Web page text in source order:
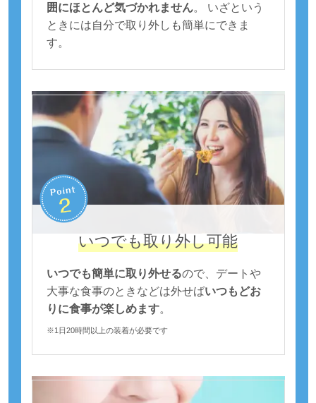
囲にほとんど気づかれません。 いざという
ときには自分で取り外しも簡単にできま
す。
いつでも取り外し可能
いつでも簡単に取り外せるので、デートや
大事な食事のときなどは外せばいつもどお
りに食事が楽しめます。
※1日20時間以上の装着が必要です